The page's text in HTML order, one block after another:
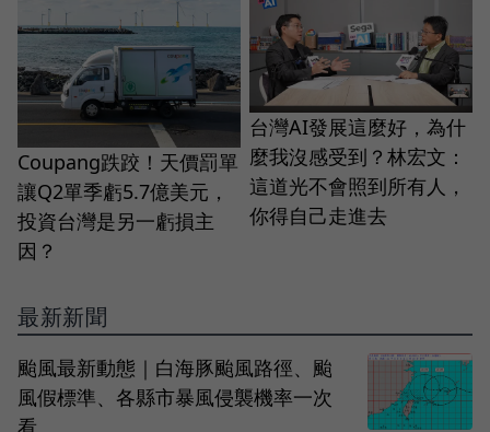
Coupang跌跤！天價罰單
讓Q2單季虧5.7億美元，
投資台灣是另一虧損主
因？
台灣AI發展這麼好，為什
麼我沒感受到？林宏文：
這道光不會照到所有人，
你得自己走進去
最新新聞
颱風最新動態｜白海豚颱風路徑、颱
風假標準、各縣市暴風侵襲機率一次
看